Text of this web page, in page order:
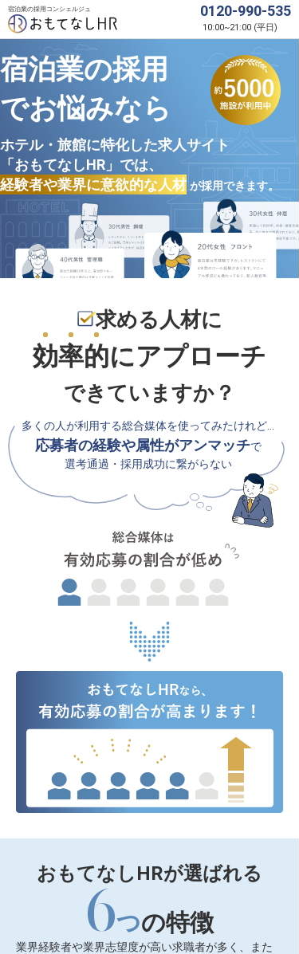
宿泊業の採用コンシェルジュ 0120-990-535
10:00~21:00 (平日)
宿泊業の採用
でお悩みなら
ホテル・旅館に特化した求人サイト
「おもてなしHR」では、
経験者や業界に意欲的な人材 が採用できます。
求める人材に
効率的にアプローチ
できていますか？
多くの人が利用する総合媒体を使ってみたけれど…
応募者の経験や属性がアンマッチで
選考通過・採用成功に繋がらない
おもてなしHRが選ばれる
6つの特徴
業界経験者や業界志望度が高い求職者が多く、また